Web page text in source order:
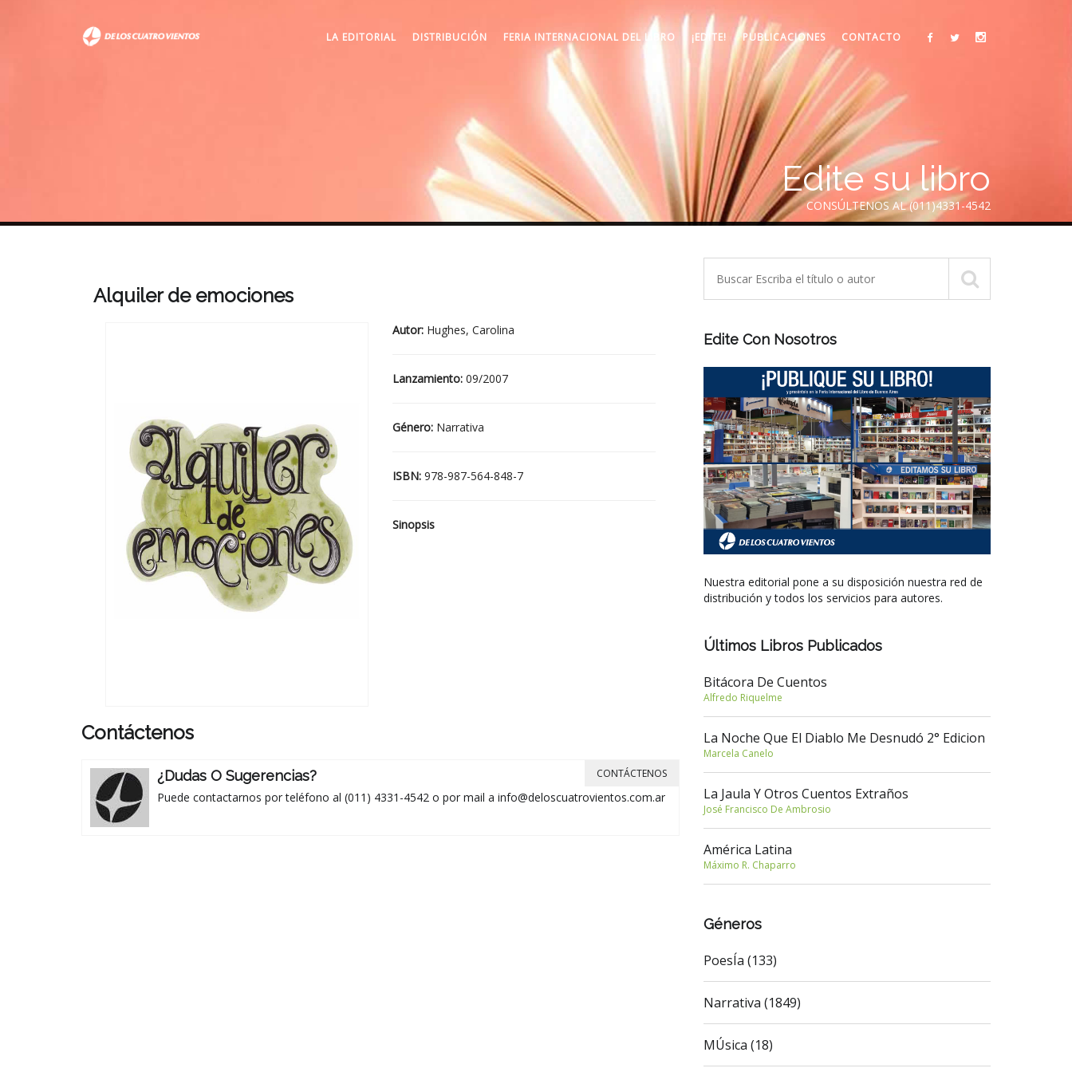
LA EDITORIAL DISTRIBUCIÓN FERIA INTERNACIONAL DEL LIBRO ¡EDITE! PUBLICACIONES CONTACTO
Edite su libro
CONSÚLTENOS AL (011)4331-4542
Alquiler de emociones
Autor: Hughes, Carolina
Lanzamiento: 09/2007
Género: Narrativa
ISBN: 978-987-564-848-7
Sinopsis
Contáctenos
¿Dudas O Sugerencias?
Puede contactarnos por teléfono al (011) 4331-4542 o por mail a info@deloscuatrovientos.com.ar
CONTÁCTENOS
Edite Con Nosotros
Nuestra editorial pone a su disposición nuestra red de
distribución y todos los servicios para autores.
Últimos Libros Publicados
Bitácora De Cuentos
Alfredo Riquelme
La Noche Que El Diablo Me Desnudó 2° Edicion
Marcela Canelo
La Jaula Y Otros Cuentos Extraños
José Francisco De Ambrosio
América Latina
Máximo R. Chaparro
Géneros
PoesÍa (133)
Narrativa (1849)
MÚsica (18)